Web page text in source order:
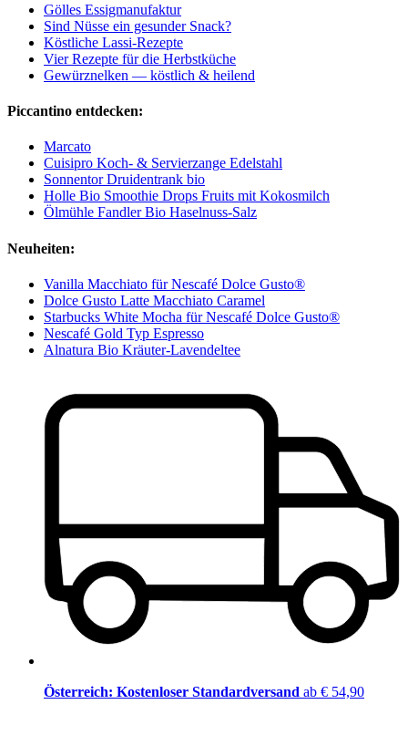
Gölles Essigmanufaktur
Sind Nüsse ein gesunder Snack?
Köstliche Lassi-Rezepte
Vier Rezepte für die Herbstküche
Gewürznelken — köstlich & heilend
Piccantino entdecken:
Marcato
Cuisipro Koch- & Servierzange Edelstahl
Sonnentor Druidentrank bio
Holle Bio Smoothie Drops Fruits mit Kokosmilch
Ölmühle Fandler Bio Haselnuss-Salz
Neuheiten:
Vanilla Macchiato für Nescafé Dolce Gusto®
Dolce Gusto Latte Macchiato Caramel
Starbucks White Mocha für Nescafé Dolce Gusto®
Nescafé Gold Typ Espresso
Alnatura Bio Kräuter-Lavendeltee
Österreich: Kostenloser Standardversand ab € 54,90